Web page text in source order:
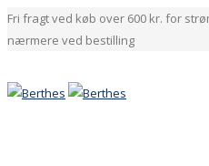
Fri fragt ved køb over 600 kr. for
nærmere ved bestilling